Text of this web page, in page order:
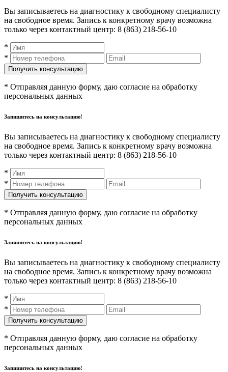
Вы записываетесь на диагностику к свободному специалисту
на свободное время. Запись к конкретному врачу возможна
только через контактный центр: 8 (863) 218-56-10
*
*
* Отправляя данную форму, даю согласие на обработку
персональных данных
Запишитесь на консультацию!
Вы записываетесь на диагностику к свободному специалисту
на свободное время. Запись к конкретному врачу возможна
только через контактный центр: 8 (863) 218-56-10
*
*
* Отправляя данную форму, даю согласие на обработку
персональных данных
Запишитесь на консультацию!
Вы записываетесь на диагностику к свободному специалисту
на свободное время. Запись к конкретному врачу возможна
только через контактный центр: 8 (863) 218-56-10
*
*
* Отправляя данную форму, даю согласие на обработку
персональных данных
Запишитесь на консультацию!